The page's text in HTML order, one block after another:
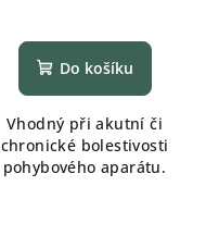
Do košíku
Vhodný při akutní či
chronické bolestivosti
pohybového aparátu.